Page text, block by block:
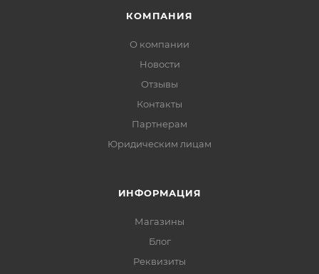
КОМПАНИЯ
О компании
Новости
Отзывы
Контакты
Партнерам
Юридическим лицам
ИНФОРМАЦИЯ
Магазины
Блог
Реквизиты